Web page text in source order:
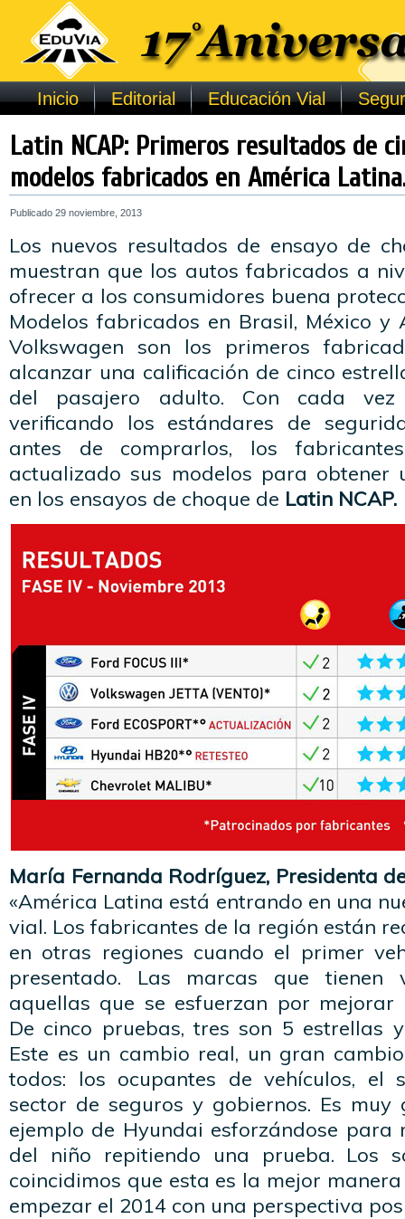
Inicio Editorial Educación Vial
Latin NCAP: Primeros resultados de
modelos fabricados en América
Publicado 29 noviembre, 2013
Los nuevos resultados de ensayo de
muestran que los autos fabricados a
ofrecer a los consumidores buena
Modelos fabricados en Brasil, México
Volkswagen son los primeros
alcanzar una calificación de cinco
del pasajero adulto. Con cada vez
verificando los estándares de
antes de comprarlos, los
actualizado sus modelos para obtener
en los ensayos de choque de Latin NCAP.
María Fernanda Rodríguez, Presidenta
«América Latina está entrando en una
vial. Los fabricantes de la región están
en otras regiones cuando el primer
presentado. Las marcas que tienen
aquellas que se esfuerzan por mejorar
De cinco pruebas, tres son 5 estrellas
Este es un cambio real, un gran
todos: los ocupantes de vehículos, el
sector de seguros y gobiernos. Es
ejemplo de Hyundai esforzándose
del niño repitiendo una prueba. Los
coincidimos que esta es la mejor
empezar el 2014 con una perspectiva